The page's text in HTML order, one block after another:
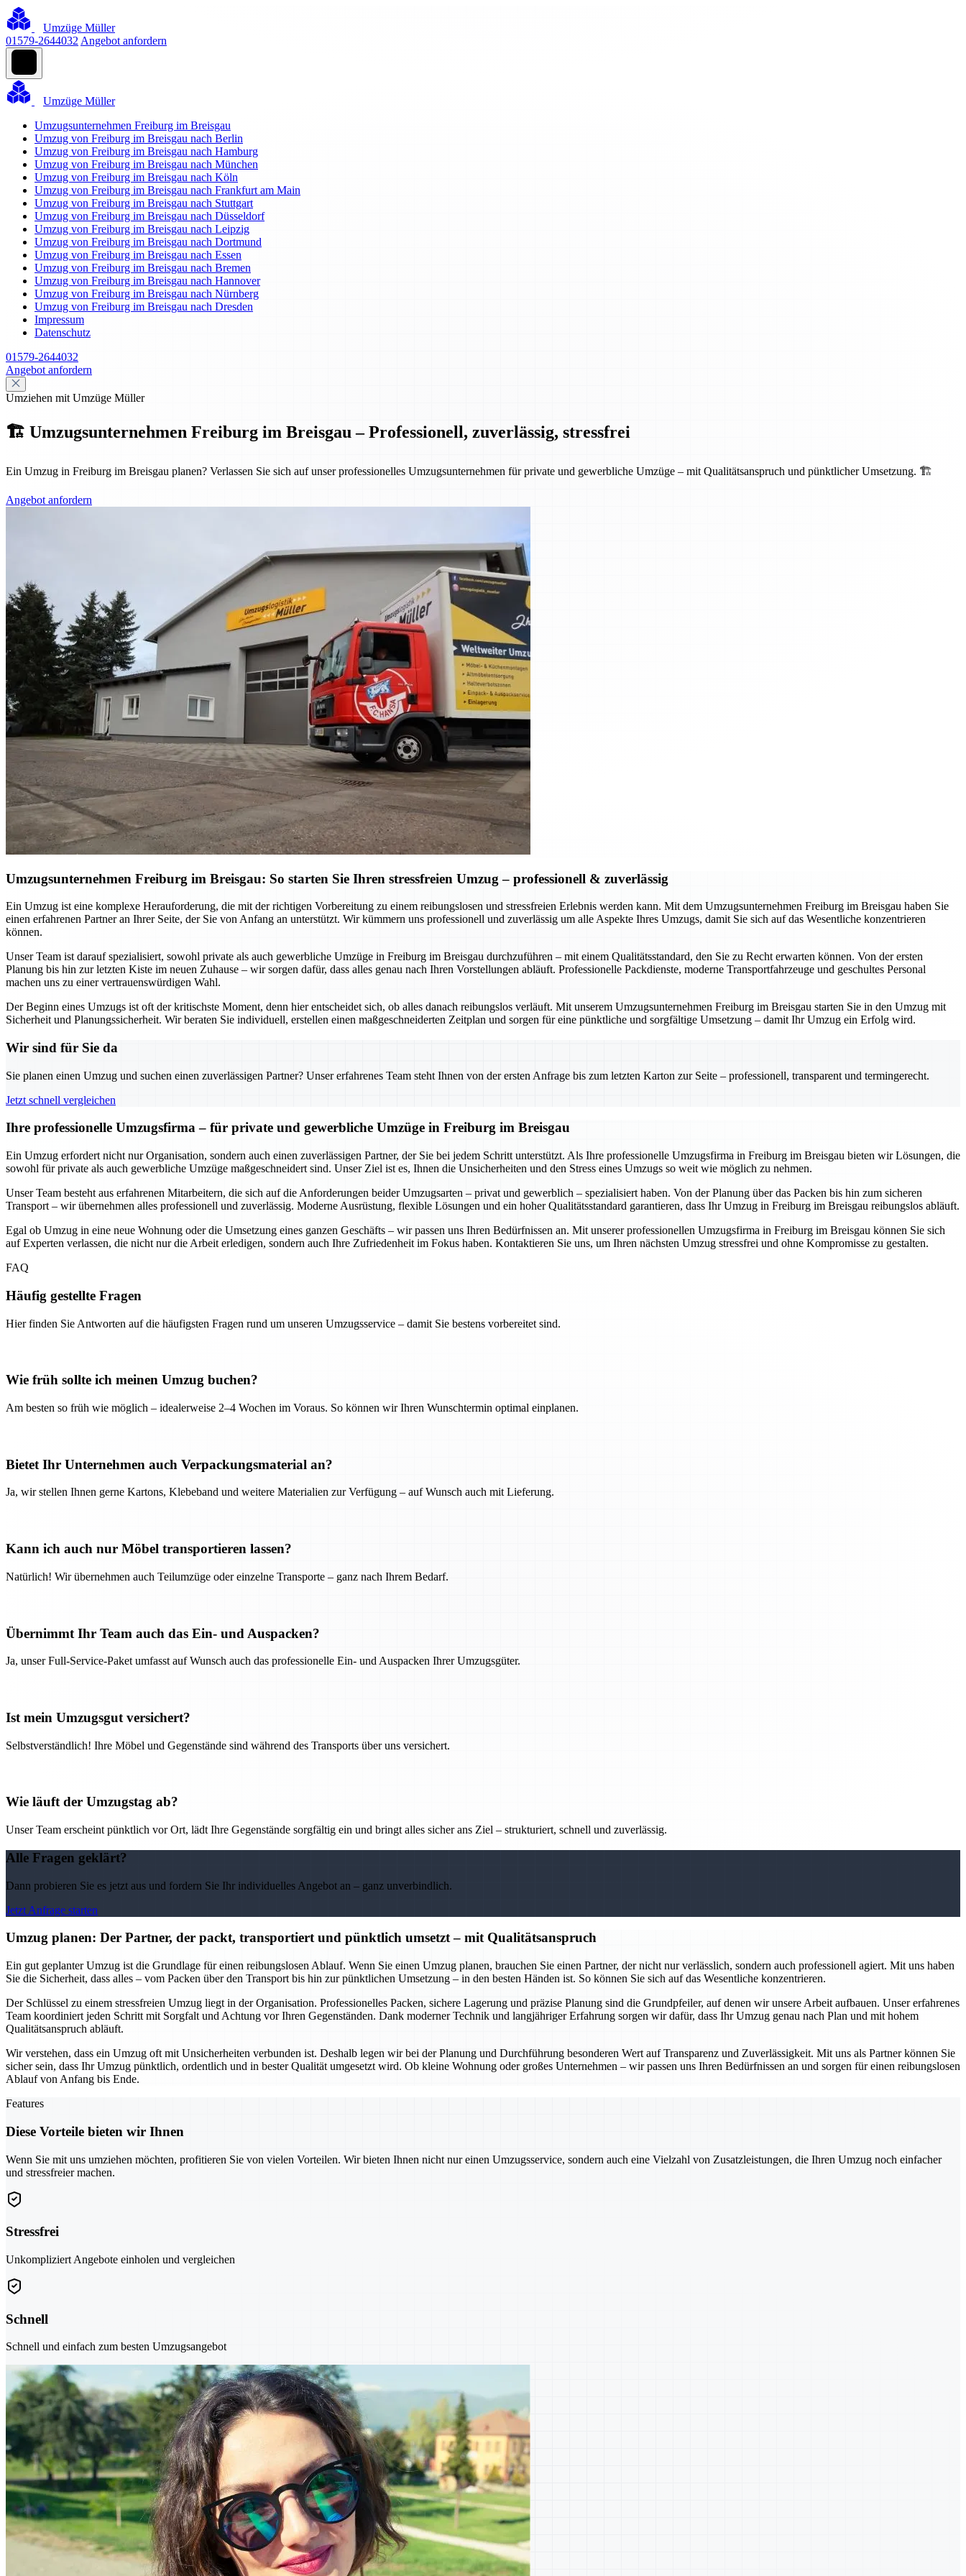
Umzüge Müller
01579-2644032 Angebot anfordern
Umzüge Müller
Umzugsunternehmen Freiburg im Breisgau
Umzug von Freiburg im Breisgau nach Berlin
Umzug von Freiburg im Breisgau nach Hamburg
Umzug von Freiburg im Breisgau nach München
Umzug von Freiburg im Breisgau nach Köln
Umzug von Freiburg im Breisgau nach Frankfurt am Main
Umzug von Freiburg im Breisgau nach Stuttgart
Umzug von Freiburg im Breisgau nach Düsseldorf
Umzug von Freiburg im Breisgau nach Leipzig
Umzug von Freiburg im Breisgau nach Dortmund
Umzug von Freiburg im Breisgau nach Essen
Umzug von Freiburg im Breisgau nach Bremen
Umzug von Freiburg im Breisgau nach Hannover
Umzug von Freiburg im Breisgau nach Nürnberg
Umzug von Freiburg im Breisgau nach Dresden
Impressum
Datenschutz
01579-2644032
Angebot anfordern
Umziehen mit Umzüge Müller
🏗️ Umzugsunternehmen Freiburg im Breisgau – Professionell, zuverlässig, stressfrei
Ein Umzug in Freiburg im Breisgau planen? Verlassen Sie sich auf unser professionelles Umzugsunternehmen für private und gewerbliche Umzüge – mit Qualitätsanspruch und pünktlicher Umsetzung. 🏗️
Angebot anfordern
Umzugsunternehmen Freiburg im Breisgau: So starten Sie Ihren stressfreien Umzug – professionell & zuverlässig
Ein Umzug ist eine komplexe Herauforderung, die mit der richtigen Vorbereitung zu einem reibungslosen und stressfreien Erlebnis werden kann. Mit dem Umzugsunternehmen Freiburg im Breisgau haben Sie
einen erfahrenen Partner an Ihrer Seite, der Sie von Anfang an unterstützt. Wir kümmern uns professionell und zuverlässig um alle Aspekte Ihres Umzugs, damit Sie sich auf das Wesentliche konzentrieren
können.
Unser Team ist darauf spezialisiert, sowohl private als auch gewerbliche Umzüge in Freiburg im Breisgau durchzuführen – mit einem Qualitätsstandard, den Sie zu Recht erwarten können. Von der ersten
Planung bis hin zur letzten Kiste im neuen Zuhause – wir sorgen dafür, dass alles genau nach Ihren Vorstellungen abläuft. Professionelle Packdienste, moderne Transportfahrzeuge und geschultes Personal
machen uns zu einer vertrauenswürdigen Wahl.
Der Beginn eines Umzugs ist oft der kritischste Moment, denn hier entscheidet sich, ob alles danach reibungslos verläuft. Mit unserem Umzugsunternehmen Freiburg im Breisgau starten Sie in den Umzug mit
Sicherheit und Planungssicherheit. Wir beraten Sie individuell, erstellen einen maßgeschneiderten Zeitplan und sorgen für eine pünktliche und sorgfältige Umsetzung – damit Ihr Umzug ein Erfolg wird.
Wir sind für Sie da
Sie planen einen Umzug und suchen einen zuverlässigen Partner? Unser erfahrenes Team steht Ihnen von der ersten Anfrage bis zum letzten Karton zur Seite – professionell, transparent und termingerecht.
Jetzt schnell vergleichen
Ihre professionelle Umzugsfirma – für private und gewerbliche Umzüge in Freiburg im Breisgau
Ein Umzug erfordert nicht nur Organisation, sondern auch einen zuverlässigen Partner, der Sie bei jedem Schritt unterstützt. Als Ihre professionelle Umzugsfirma in Freiburg im Breisgau bieten wir Lösungen, die
sowohl für private als auch gewerbliche Umzüge maßgeschneidert sind. Unser Ziel ist es, Ihnen die Unsicherheiten und den Stress eines Umzugs so weit wie möglich zu nehmen.
Unser Team besteht aus erfahrenen Mitarbeitern, die sich auf die Anforderungen beider Umzugsarten – privat und gewerblich – spezialisiert haben. Von der Planung über das Packen bis hin zum sicheren
Transport – wir übernehmen alles professionell und zuverlässig. Moderne Ausrüstung, flexible Lösungen und ein hoher Qualitätsstandard garantieren, dass Ihr Umzug in Freiburg im Breisgau reibungslos abläuft.
Egal ob Umzug in eine neue Wohnung oder die Umsetzung eines ganzen Geschäfts – wir passen uns Ihren Bedürfnissen an. Mit unserer professionellen Umzugsfirma in Freiburg im Breisgau können Sie sich
auf Experten verlassen, die nicht nur die Arbeit erledigen, sondern auch Ihre Zufriedenheit im Fokus haben. Kontaktieren Sie uns, um Ihren nächsten Umzug stressfrei und ohne Kompromisse zu gestalten.
FAQ
Häufig gestellte Fragen
Hier finden Sie Antworten auf die häufigsten Fragen rund um unseren Umzugsservice – damit Sie bestens vorbereitet sind.
Wie früh sollte ich meinen Umzug buchen?
Am besten so früh wie möglich – idealerweise 2–4 Wochen im Voraus. So können wir Ihren Wunschtermin optimal einplanen.
Bietet Ihr Unternehmen auch Verpackungsmaterial an?
Ja, wir stellen Ihnen gerne Kartons, Klebeband und weitere Materialien zur Verfügung – auf Wunsch auch mit Lieferung.
Kann ich auch nur Möbel transportieren lassen?
Natürlich! Wir übernehmen auch Teilumzüge oder einzelne Transporte – ganz nach Ihrem Bedarf.
Übernimmt Ihr Team auch das Ein- und Auspacken?
Ja, unser Full-Service-Paket umfasst auf Wunsch auch das professionelle Ein- und Auspacken Ihrer Umzugsgüter.
Ist mein Umzugsgut versichert?
Selbstverständlich! Ihre Möbel und Gegenstände sind während des Transports über uns versichert.
Wie läuft der Umzugstag ab?
Unser Team erscheint pünktlich vor Ort, lädt Ihre Gegenstände sorgfältig ein und bringt alles sicher ans Ziel – strukturiert, schnell und zuverlässig.
Alle Fragen geklärt?
Dann probieren Sie es jetzt aus und fordern Sie Ihr individuelles Angebot an – ganz unverbindlich.
Jetzt Anfrage starten
Umzug planen: Der Partner, der packt, transportiert und pünktlich umsetzt – mit Qualitätsanspruch
Ein gut geplanter Umzug ist die Grundlage für einen reibungslosen Ablauf. Wenn Sie einen Umzug planen, brauchen Sie einen Partner, der nicht nur verlässlich, sondern auch professionell agiert. Mit uns haben
Sie die Sicherheit, dass alles – vom Packen über den Transport bis hin zur pünktlichen Umsetzung – in den besten Händen ist. So können Sie sich auf das Wesentliche konzentrieren.
Der Schlüssel zu einem stressfreien Umzug liegt in der Organisation. Professionelles Packen, sichere Lagerung und präzise Planung sind die Grundpfeiler, auf denen wir unsere Arbeit aufbauen. Unser erfahrenes
Team koordiniert jeden Schritt mit Sorgfalt und Achtung vor Ihren Gegenständen. Dank moderner Technik und langjähriger Erfahrung sorgen wir dafür, dass Ihr Umzug genau nach Plan und mit hohem
Qualitätsanspruch abläuft.
Wir verstehen, dass ein Umzug oft mit Unsicherheiten verbunden ist. Deshalb legen wir bei der Planung und Durchführung besonderen Wert auf Transparenz und Zuverlässigkeit. Mit uns als Partner können Sie
sicher sein, dass Ihr Umzug pünktlich, ordentlich und in bester Qualität umgesetzt wird. Ob kleine Wohnung oder großes Unternehmen – wir passen uns Ihren Bedürfnissen an und sorgen für einen reibungslosen
Ablauf von Anfang bis Ende.
Features
Diese Vorteile bieten wir Ihnen
Wenn Sie mit uns umziehen möchten, profitieren Sie von vielen Vorteilen. Wir bieten Ihnen nicht nur einen Umzugsservice, sondern auch eine Vielzahl von Zusatzleistungen, die Ihren Umzug noch einfacher
und stressfreier machen.
Stressfrei
Unkompliziert Angebote einholen und vergleichen
Schnell
Schnell und einfach zum besten Umzugsangebot